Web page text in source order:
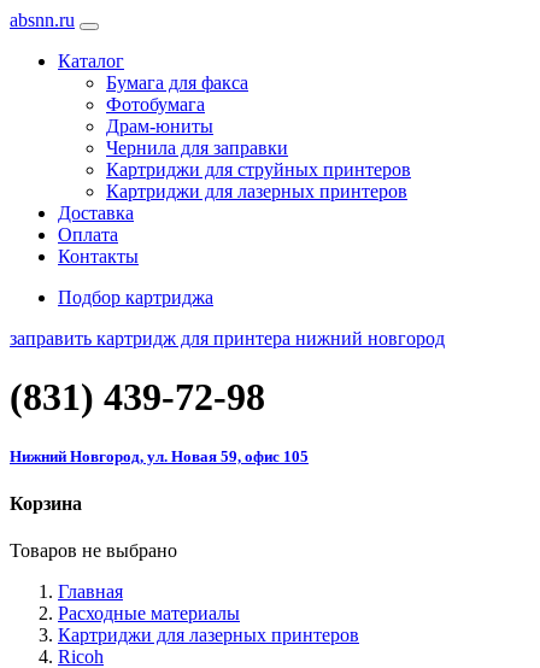
absnn.ru
Каталог
Бумага для факса
Фотобумага
Драм-юниты
Чернила для заправки
Картриджи для струйных принтеров
Картриджи для лазерных принтеров
Доставка
Оплата
Контакты
Подбор картриджа
заправить картридж для принтера нижний новгород
(831) 439-72-98
Нижний Новгород, ул. Новая 59, офис 105
Корзина
Товаров не выбрано
Главная
Расходные материалы
Картриджи для лазерных принтеров
Ricoh